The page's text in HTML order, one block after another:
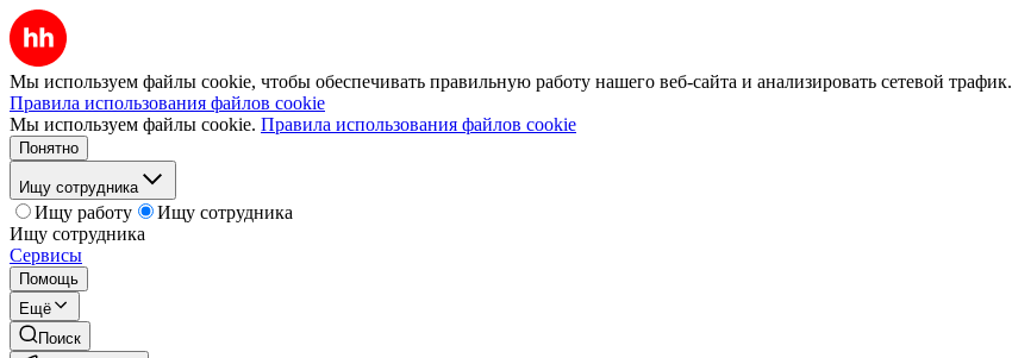
Мы используем файлы cookie, чтобы обеспечивать правильную работу нашего веб-сайта и анализировать сетевой трафик.
Правила использования файлов cookie
Мы используем файлы cookie. Правила использования файлов cookie
Понятно
Ищу сотрудника
Ищу работу
Ищу сотрудника
Ищу сотрудника
Сервисы
Помощь
Ещё
Поиск